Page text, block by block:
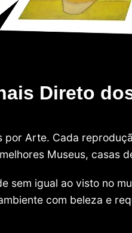
Direto
Arte. Cada
Museus, casas
sem igual ao visto no
com beleza e